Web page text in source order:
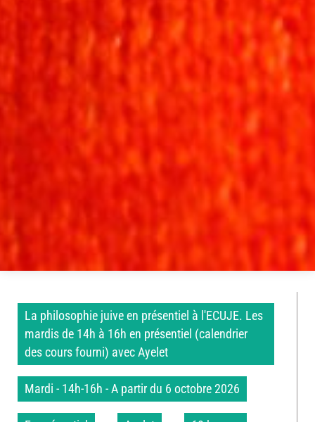
La philosophie juive en présentiel à l'ECUJE. Les
mardis de 14h à 16h en présentiel (calendrier
des cours fourni) avec Ayelet
Mardi - 14h-16h - A partir du 6 octobre 2026